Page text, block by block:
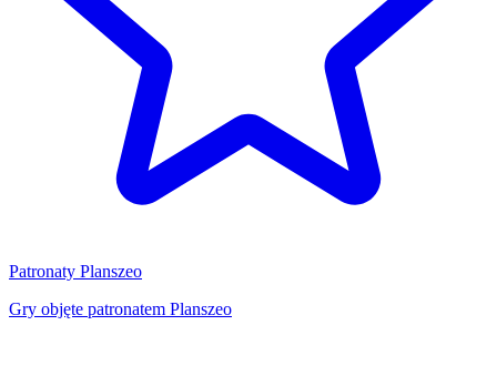
Patronaty Planszeo
Gry objęte patronatem Planszeo